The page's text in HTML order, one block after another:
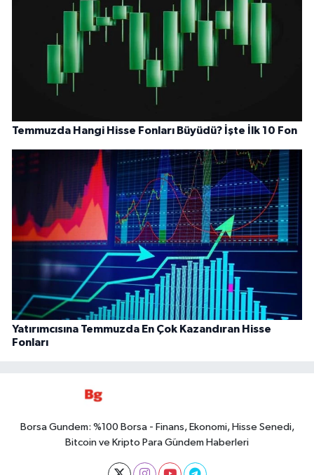
Temmuzda Hangi Hisse Fonları Büyüdü? İşte İlk 10 Fon
Yatırımcısına Temmuzda En Çok Kazandıran Hisse
Fonları
Borsa Gundem: %100 Borsa - Finans, Ekonomi, Hisse Senedi,
Bitcoin ve Kripto Para Gündem Haberleri